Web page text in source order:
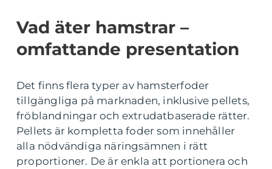
Vad äter hamstrar –
omfattande presentation
Det finns flera typer av hamsterfoder
tillgängliga på marknaden, inklusive pellets,
fröblandningar och extrudatbaserade rätter.
Pellets är kompletta foder som innehåller
alla nödvändiga näringsämnen i rätt
proportioner. De är enkla att portionera och